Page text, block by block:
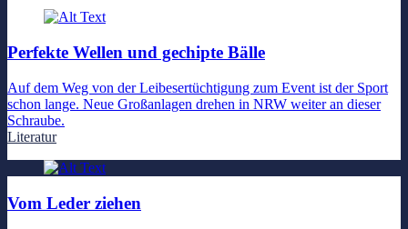
Perfekte Wellen und gechipte Bälle
Auf dem Weg von der Leibesertüchtigung zum Event ist der Sport
schon lange. Neue Großanlagen drehen in NRW weiter an dieser
Schraube.
Literatur
Vom Leder ziehen